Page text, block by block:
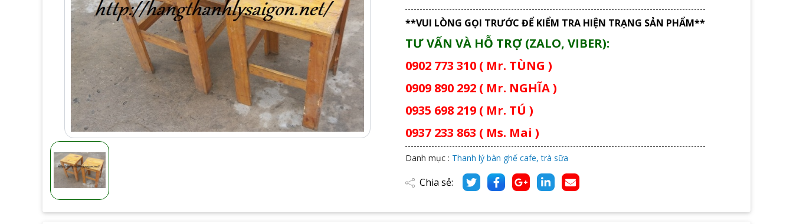
**VUI LÒNG GỌI TRƯỚC ĐỂ KIỂM TRA HIỆN TRẠNG SẢN PHẨM**
TƯ VẤN VÀ HỖ TRỢ (ZALO, VIBER):
0902 773 310 ( Mr. TÙNG )
0909 890 292 ( Mr. NGHĨA )
0935 698 219 ( Mr. TÚ )
0937 233 863 ( Ms. Mai )
Danh mục : Thanh lý bàn ghế cafe, trà sữa
Chia sẻ: